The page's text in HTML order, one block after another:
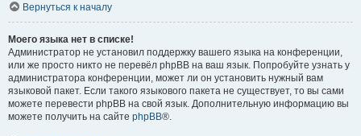
Вернуться к началу
Моего языка нет в списке!
Администратор не установил поддержку вашего языка на конференции,
или же просто никто не перевёл phpBB на ваш язык. Попробуйте узнать у
администратора конференции, может ли он установить нужный вам
языковой пакет. Если такого языкового пакета не существует, то вы сами
можете перевести phpBB на свой язык. Дополнительную информацию вы
можете получить на сайте phpBB®.